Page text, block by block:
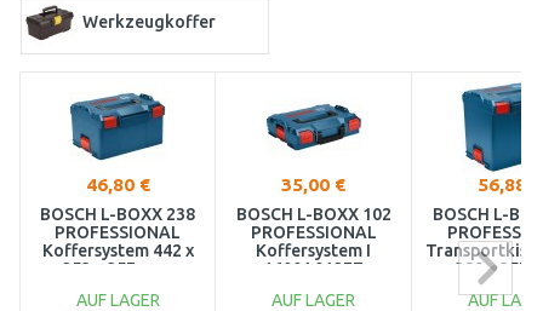
Werkzeugkoffer
46,80 €
BOSCH L-BOXX 238
PROFESSIONAL
Koffersystem 442 x
253 x 357 mm,
AUF LAGER
35,00 €
BOSCH L-BOXX 102
PROFESSIONAL
Koffersystem I
1600A012FZ
AUF LAGER
56,88 €
BOSCH L-
389 x 357
AUF